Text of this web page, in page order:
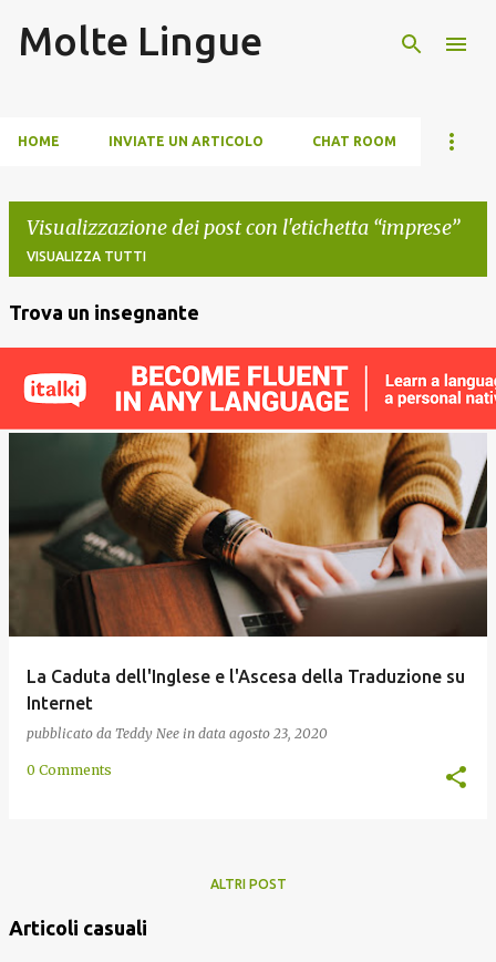
Molte Lingue
HOME INVIATE UN ARTICOLO CHAT ROOM
Visualizzazione dei post con l'etichetta imprese
VISUALIZZA TUTTI
t
Trova un insegnante
La Caduta dell'Inglese e l'Ascesa della Traduzione su
Internet
pubblicato da Teddy Nee in data agosto 23, 2020
0 Comments
ALTRI POST
Articoli casuali